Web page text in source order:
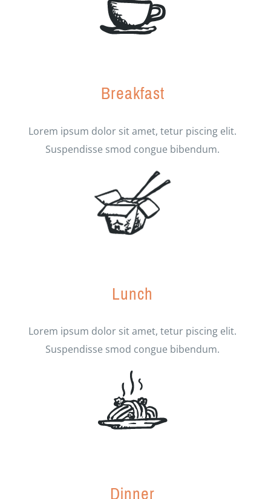
Breakfast
Lorem ipsum dolor sit amet, tetur piscing elit.
Suspendisse smod congue bibendum.
Lunch
Lorem ipsum dolor sit amet, tetur piscing elit.
Suspendisse smod congue bibendum.